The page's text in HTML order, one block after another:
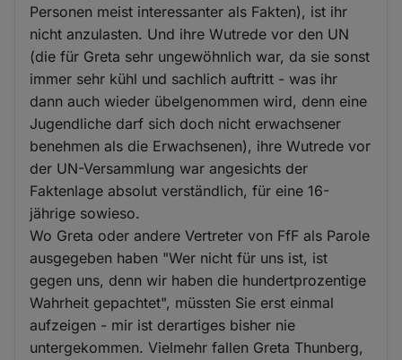
Personen meist interessanter als Fakten), ist ihr
nicht anzulasten. Und ihre Wutrede vor den UN
(die für Greta sehr ungewöhnlich war, da sie sonst
immer sehr kühl und sachlich auftritt - was ihr
dann auch wieder übelgenommen wird, denn eine
Jugendliche darf sich doch nicht erwachsener
benehmen als die Erwachsenen), ihre Wutrede vor
der UN-Versammlung war angesichts der
Faktenlage absolut verständlich, für eine 16-
jährige sowieso.
Wo Greta oder andere Vertreter von FfF als Parole
ausgegeben haben "Wer nicht für uns ist, ist
gegen uns, denn wir haben die hundertprozentige
Wahrheit gepachtet", müssten Sie erst einmal
aufzeigen - mir ist derartiges bisher nie
untergekommen. Vielmehr fallen Greta Thunberg,